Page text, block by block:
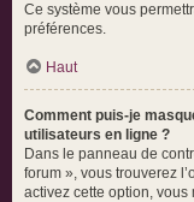
Ce système vous
préférences.
Haut
Comment puis-je
utilisateurs en ligne ?
Dans le panneau de
forum », vous trouverez
activez cette option,